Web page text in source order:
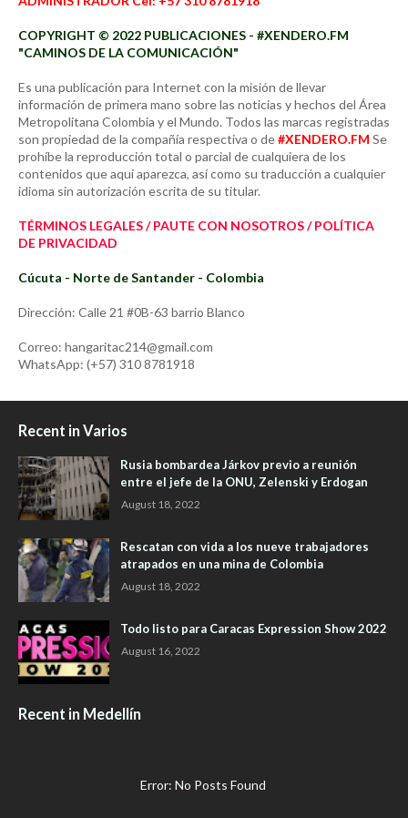
COPYRIGHT © 2022 PUBLICACIONES - #XENDERO.FM
"CAMINOS DE LA COMUNICACIÓN"
Es una publicación para Internet con la misión de llevar
información de primera mano sobre las noticias y hechos del Área
Metropolitana Colombia y el Mundo. Todos las marcas registradas
son propiedad de la compañía respectiva o de#XENDERO.FM Se
prohíbe la reproducción total o parcial de cualquiera de los
contenidos que aquí aparezca, así como su traducción a cualquier
idioma sin autorización escrita de su titular.
TÉRMINOS LEGALES / PAUTE CON NOSOTROS / POLÍTICA
DE PRIVACIDAD
Cúcuta - Norte de Santander - Colombia
Dirección: Calle 21 #0B-63 barrio Blanco
Correo: hangaritac214@gmail.com
WhatsApp: (+57) 310 8781918
Recent in Varios
Rusia bombardea Járkov previo a reunión
entre el jefe de la ONU, Zelenski y Erdogan
August 18, 2022
Rescatan con vida a los nueve trabajadores
atrapados en una mina de Colombia
August 18, 2022
Todo listo para Caracas Expression Show 2022
August 16, 2022
Recent in Medellín
Error: No Posts Found